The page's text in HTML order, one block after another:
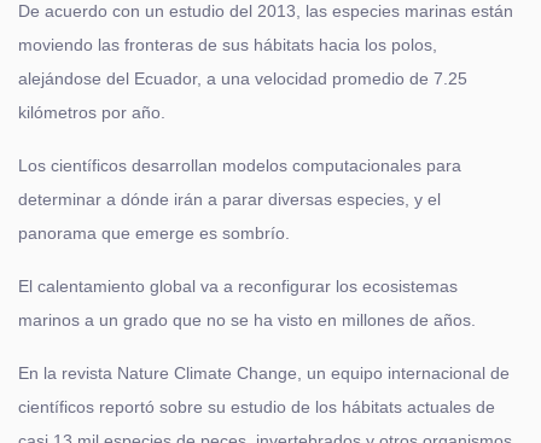
De acuerdo con un estudio del 2013, las especies marinas están
moviendo las fronteras de sus hábitats hacia los polos,
alejándose del Ecuador, a una velocidad promedio de 7.25
kilómetros por año.
Los científicos desarrollan modelos computacionales para
determinar a dónde irán a parar diversas especies, y el
panorama que emerge es sombrío.
El calentamiento global va a reconfigurar los ecosistemas
marinos a un grado que no se ha visto en millones de años.
En la revista Nature Climate Change, un equipo internacional de
científicos reportó sobre su estudio de los hábitats actuales de